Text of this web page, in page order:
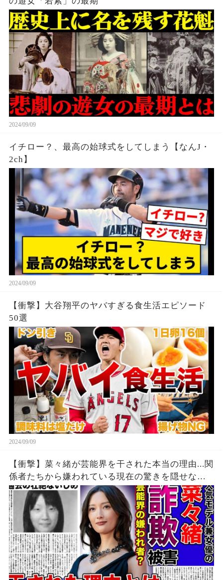
2024/09/09
イチロー？、最高の始球式をしてしまう【なんJ・
2ch】
2024/09/09
【衝撃】大谷翔平のヤバすぎる食生活エピソード
50選
2024/09/09
【衝撃】菜々緒が芸能界を干された本当の理由...関
係者たちから嫌われている現在の驚きを隠せな
い！！詐欺被害にまで遭っている衝撃の現在...過去
の壮絶ないじめに一同驚愕！！